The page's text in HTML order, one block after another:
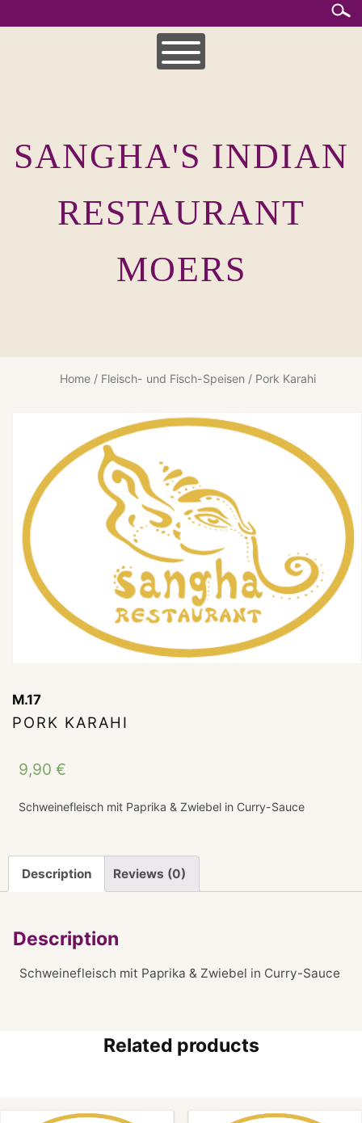
to
UNSERE SPEISEKARTEN
INDISCHE KÜCHE
SANGHA'S INDIAN
RESTAURANT
MOERS
Home/ Fleisch- und Fisch-Speisen/ Pork Karahi
M.17
PORK KARAHI
9,90€
Schweinefleisch mit Paprika & Zwiebel in Curry-Sauce
Description Reviews (0)
Description
Schweinefleisch mit Paprika & Zwiebel in Curry-Sauce
Related products